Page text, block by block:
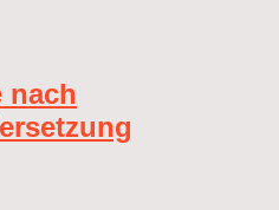
nach